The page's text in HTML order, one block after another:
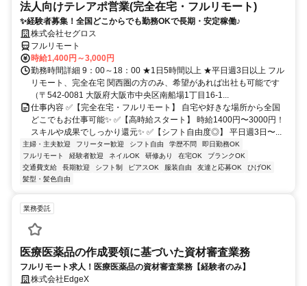
法人向けテレアポ営業(完全在宅・フルリモート)
✨経験者募集！全国どこからでも勤務OKで長期・安定稼働♪
株式会社セグロス
フルリモート
時給1,400円～3,000円
勤務時間詳細 9：00～18：00 ★1日5時間以上 ★平日週3日以上 フル
リモート、完全在宅 関西圏の方のみ、希望があれば出社も可能です
（〒542-0081 大阪府大阪市中央区南船場1丁目16-1...
仕事内容 ✅【完全在宅・フルリモート】 自宅や好きな場所から全国
どこでもお仕事可能✨ ✅【高時給スタート】 時給1400円〜3000円！
スキルや成果でしっかり還元✨ ✅【シフト自由度◎】 平日週3日〜...
主婦・主夫歓迎 フリーター歓迎 シフト自由 学歴不問
即日勤務OK
フルリモート
経験者歓迎 ネイルOK 研修あり 在宅OK
ブランクOK
交通費支給
長期歓迎 シフト制 ピアスOK 服装自由 友達と応募OK
ひげOK
髪型・髪色自由
業務委託
医療医薬品の作成要領に基づいた資材審査業務
フルリモート求人！医療医薬品の資材審査業務【経験者のみ】
株式会社EdgeX